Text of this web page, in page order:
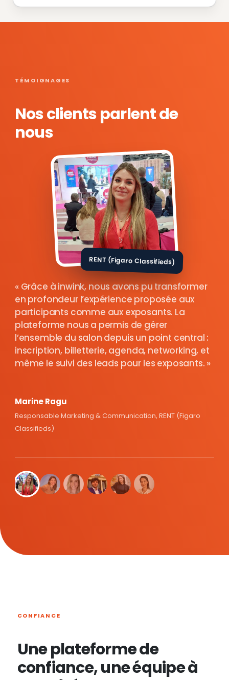
TÉMOIGNAGES
Nos clients parlent de
nous
RENT (Figaro Classifieds)
Grâce à inwink, nous avons pu transformer
en profondeur l’expérience proposée aux
participants comme aux exposants. La
plateforme nous a permis de gérer
l’ensemble du salon depuis un point central :
inscription, billetterie, agenda, networking, et
même le suivi des leads pour les exposants.
Marine Ragu
Responsable Marketing & Communication, RENT (Figaro
Classifieds)
CONFIANCE
Une plateforme de
confiance, une équipe à